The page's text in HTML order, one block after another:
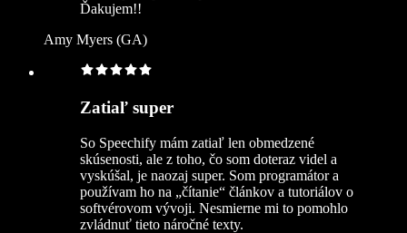
Ďakujem!!
Amy Myers (GA)
Zatiaľ super
So Speechify mám zatiaľ len obmedzené
skúsenosti, ale z toho, čo som doteraz videl a
vyskúšal, je naozaj super. Som programátor a
používam ho na „čítanie“ článkov a tutoriálov o
softvérovom vývoji. Nesmierne mi to pomohlo
zvládnuť tieto náročné texty.